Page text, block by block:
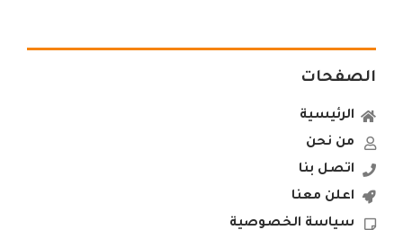
الصفحات
الرئيسية
من نحن
اتصل بنا
اعلن معنا
سياسة الخصوصية